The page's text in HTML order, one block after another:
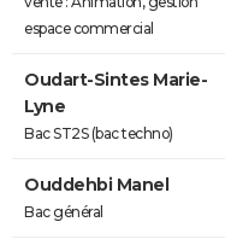
espace commercial
Oudart-Sintes Marie-
Lyne
Bac ST2S (bac techno)
Ouddehbi Manel
Bac général